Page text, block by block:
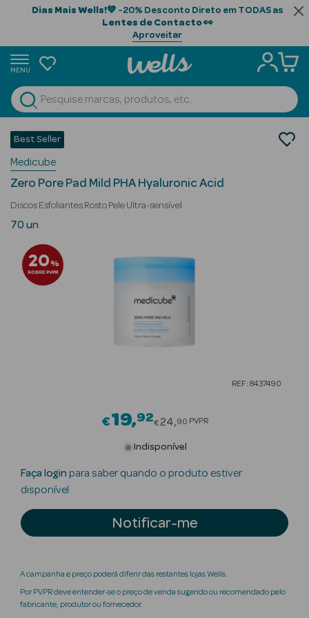
Dias Mais Wells!💙 -20% Desconto Direto em TODAS as
Lentes de Contacto👀
Aproveitar
MENU
Ver Tudo
Beauty Season
Cabelo
Beauty Season
Beauty Season
Cosmética
Luxo
Beauty Season
Nutricosmética
Perfumes
Beauty Season
Cosmética Rosto e Corpo
Esfoliantes
Best Seller
Medicube
Zero Pore Pad Mild PHA Hyaluronic Acid
Discos Esfoliantes Rosto Pele Ultra-sensível
70 un
20%
SOBRE PVPR
REF: 8437490
€19 92Price reduced from
€24 90 PVPR
Indisponível
Faça login para saber quando o produto estiver
disponível
Notificar-me
A campanha e preço poderá diferir das restantes lojas Wells.
Por PVPR deve entender-se o preço de venda sugerido ou recomendado pelo
fabricante, produtor ou fornecedor.